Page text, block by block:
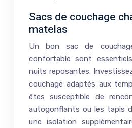
Sacs de couchage
matelas
Un bon sac de
confortable sont
nuits reposantes.
couchage adaptés aux
êtes susceptible de
autogonflants ou les tapis
une isolation